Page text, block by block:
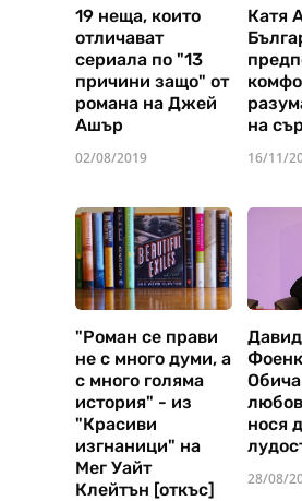
19 неща, които
отличават
сериала по "13
причини защо" от
романа на Джей
Ашър
02/08/2019
Катя
на
16/11/
"Роман се прави
не с много думи, а
с много голяма
история" - из
"Красиви
изгнаници" на
Мег Уайт
Клейтън [откъс]
Давид
нося
28/08/